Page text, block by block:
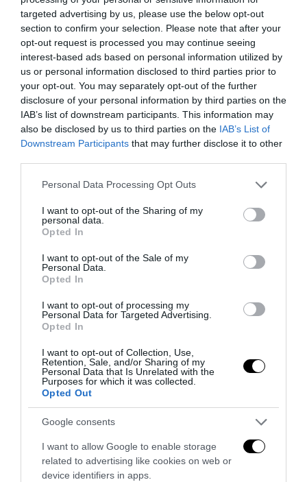
targeted advertising by us, please use the below opt-out
section to confirm your selection. Please note that after your
opt-out request is processed you may continue seeing
interest-based ads based on personal information utilized by
us or personal information disclosed to third parties prior to
your opt-out. You may separately opt-out of the further
disclosure of your personal information by third parties on the
IAB’s list of downstream participants. This information may
also be disclosed by us to third parties on the IAB’s List of
Downstream Participants that may further disclose it to other
Please note that this website/app uses one or more Google
not limited to your visit or usage behaviour. You may click to
grant or deny consent to Google and its third-party tags to
use your data for below specified purposes in below Google
consent section.
Personal Data Processing Opt Outs
I want to opt-out of the Sharing of my
personal data.
Opted In
I want to opt-out of the Sale of my
Personal Data.
Opted In
I want to opt-out of processing my
Personal Data for Targeted Advertising.
Opted In
I want to opt-out of Collection, Use,
Retention, Sale, and/or Sharing of my
Personal Data that Is Unrelated with the
Purposes for which it was collected.
Opted Out
Google consents
I want to allow Google to enable storage
related to advertising like cookies on web or
device identifiers in apps.
Caronia, ricerche finite ma giallo irrisolto. Oggi l’esame del Dna
per i resti del piccolo Gioele
next post
La dura vita degli immigrati: un tuffo in allegria prima dello
sbarco in Sardegna (Video)
YOU MAY ALSO LIKE
L’immigrazione è l’ultimo rifugio degli incapaci: contro
l’economia delle braccia